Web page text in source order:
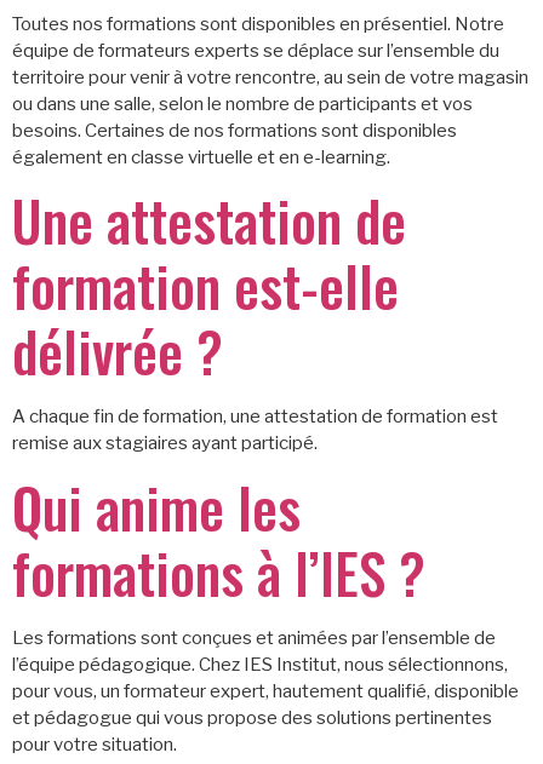
Toutes nos formations sont disponibles en présentiel. Notre
équipe de formateurs experts se déplace sur l’ensemble du
territoire pour venir à votre rencontre, au sein de votre magasin
ou dans une salle, selon le nombre de participants et vos
besoins. Certaines de nos formations sont disponibles
également en classe virtuelle et en e-learning.
Une attestation de
formation est-elle
délivrée ?
A chaque fin de formation, une attestation de formation est
remise aux stagiaires ayant participé.
Qui anime les
formations à l’IES ?
Les formations sont conçues et animées par l’ensemble de
l’équipe pédagogique. Chez IES Institut, nous sélectionnons,
pour vous, un formateur expert, hautement qualifié, disponible
et pédagogue qui vous propose des solutions pertinentes
pour votre situation.